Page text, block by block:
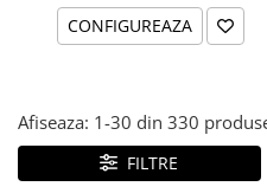
CONFIGUREAZA
Afiseaza: 1-30 din 330
FILTRE